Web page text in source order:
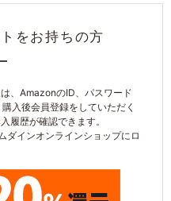
をお持ちの方